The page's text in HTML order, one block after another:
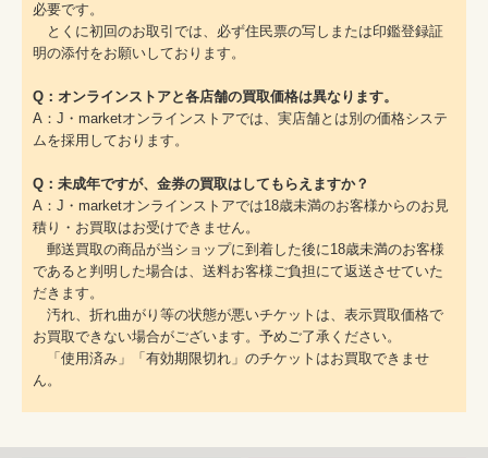
必要です。
とくに初回のお取引では、必ず住民票の写しまたは印鑑登録証
明の添付をお願いしております。
Q：オンラインストアと各店舗の買取価格は異なります。
A：J・marketオンラインストアでは、実店舗とは別の価格システ
ムを採用しております。
Q：未成年ですが、金券の買取はしてもらえますか？
A：J・marketオンラインストアでは18歳未満のお客様からのお見
積り・お買取はお受けできません。
郵送買取の商品が当ショップに到着した後に18歳未満のお客様
であると判明した場合は、送料お客様ご負担にて返送させていた
だきます。
汚れ、折れ曲がり等の状態が悪いチケットは、表示買取価格で
お買取できない場合がございます。予めご了承ください。
「使用済み」「有効期限切れ」のチケットはお買取できませ
ん。